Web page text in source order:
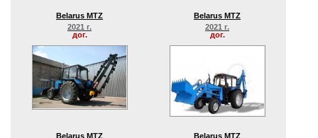
Belarus MTZ
2021 г.
дог.
Belarus MTZ
2021 г.
дог.
Belarus MTZ
Belarus MTZ